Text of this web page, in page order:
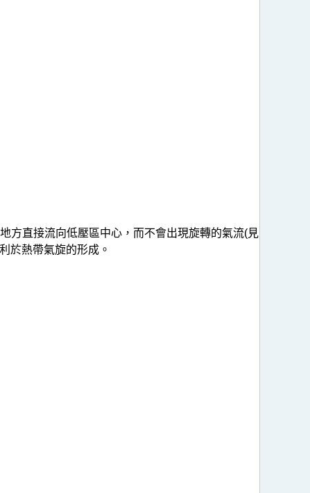
方直接流向低壓區中心，而不會出現旋轉的氣流(見
於熱帶氣旋的形成。